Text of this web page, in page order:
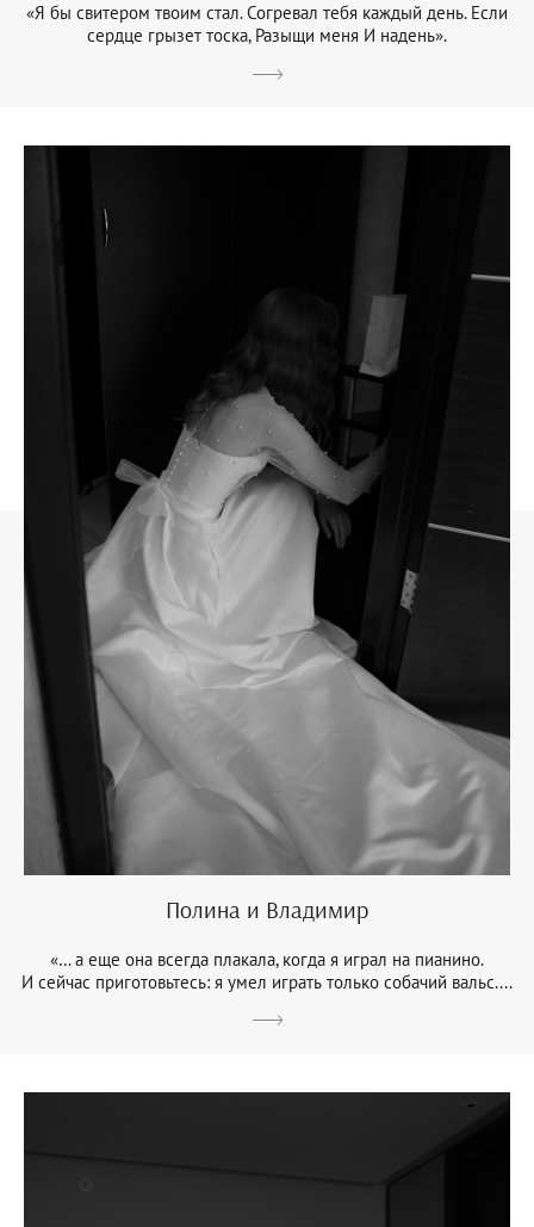
«Я бы свитером твоим стал. Согревал тебя каждый день. Если
сердце грызет тоска, Разыщи меня И надень».
Полина и Владимир
«… а еще она всегда плакала, когда я играл на пианино.
И сейчас приготовьтесь: я умел играть только собачий вальс....